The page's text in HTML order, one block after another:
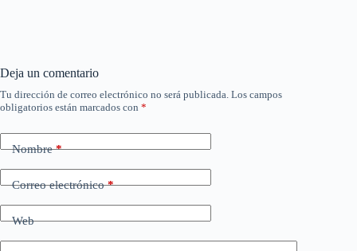
Deja un comentario
Tu dirección de correo electrónico no será publicada. Los campos
obligatorios están marcados con *
Nombre*
Correo electrónico*
Web